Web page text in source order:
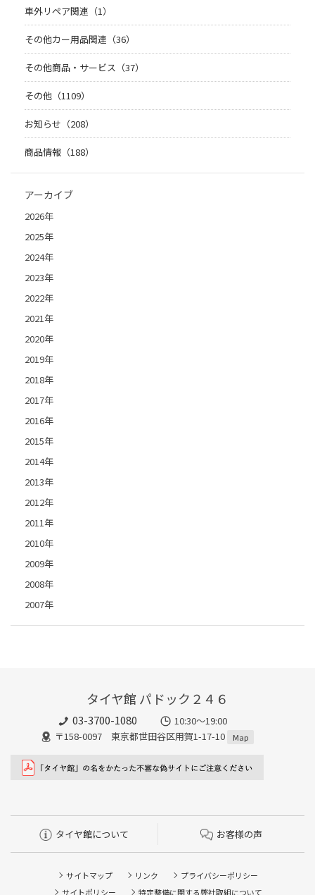
車外リペア関連（1）
その他カー用品関連（36）
その他商品・サービス（37）
その他（1109）
お知らせ（208）
商品情報（188）
アーカイブ
2026年
2025年
2024年
2023年
2022年
2021年
2020年
2019年
2018年
2017年
2016年
2015年
2014年
2013年
2012年
2011年
2010年
2009年
2008年
2007年
タイヤ館 パドック２４６
03-3700-1080
10:30～19:00
〒158-0097 東京都世田谷区用賀1-17-10
Map
タイヤ館について お客様の声
サイトマップ リンク
プライバシーポリシー
サイトポリシー
特定整備に関する弊社取組について